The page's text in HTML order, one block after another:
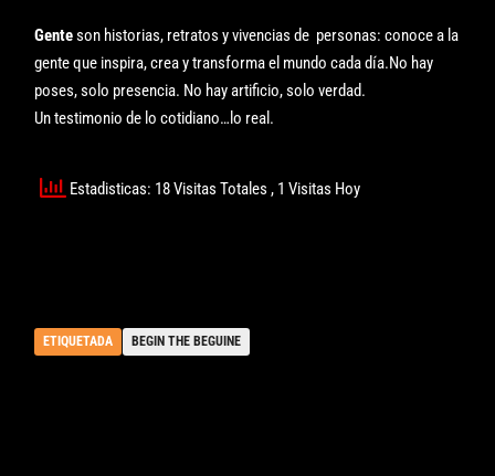
Genteson historias, retratos y vivencias de personas: conoce a la
gente que inspira, crea y transforma el mundo cada día.No hay
poses, solo presencia. No hay artificio, solo verdad.
Un testimonio de lo cotidiano…lo real.
Estadisticas: 18 Visitas Totales, 1 Visitas Hoy
ETIQUETADA BEGIN THE BEGUINE